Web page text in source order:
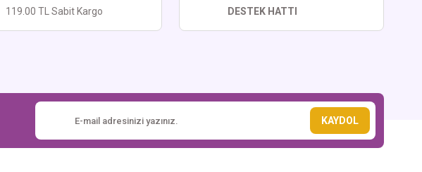
119.00 TL Sabit Kargo
DESTEK HATTI
KAYDOL